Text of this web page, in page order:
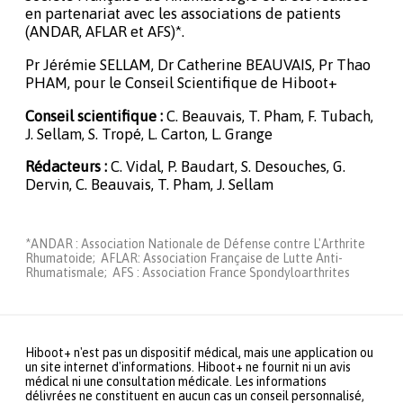
en partenariat avec les associations de patients
(ANDAR, AFLAR et AFS)*.
Pr Jérémie SELLAM, Dr Catherine BEAUVAIS, Pr Thao
PHAM, pour le Conseil Scientifique de Hiboot+
Conseil scientifique : C. Beauvais, T. Pham, F. Tubach,
J. Sellam, S. Tropé, L. Carton, L. Grange
Rédacteurs : C. Vidal, P. Baudart, S. Desouches, G.
Dervin, C. Beauvais, T. Pham, J. Sellam
*ANDAR : Association Nationale de Défense contre L'Arthrite
Rhumatoide; AFLAR: Association Française de Lutte Anti-
Rhumatismale; AFS : Association France Spondyloarthrites
Hiboot+ n'est pas un dispositif médical, mais une application ou
un site internet d'informations. Hiboot+ ne fournit ni un avis
médical ni une consultation médicale. Les informations
délivrées ne constituent en aucun cas un conseil personnalisé,